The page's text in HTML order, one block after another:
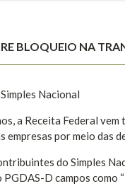
BLOQUEIO NA
Nacional
a Receita Federal
empresas por meio das
do Simples
D campos como